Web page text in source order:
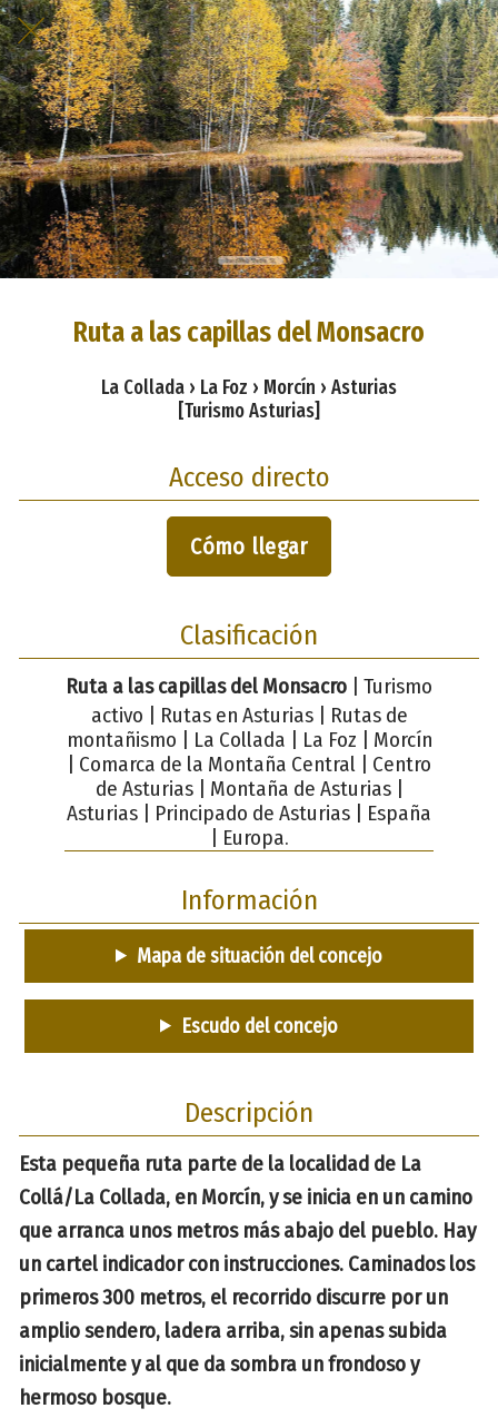
Ruta a las capillas del Monsacro
La Collada › La Foz › Morcín › Asturias
[Turismo Asturias]
Acceso directo
Cómo llegar
Clasificación
Ruta a las capillas del Monsacro | Turismo
activo | Rutas en Asturias | Rutas de
montañismo | La Collada | La Foz | Morcín
| Comarca de la Montaña Central | Centro
de Asturias | Montaña de Asturias |
Asturias | Principado de Asturias | España
| Europa.
Información
Mapa de situación del concejo
Escudo del concejo
Descripción
Esta pequeña ruta parte de la localidad de La
Collá/La Collada, en Morcín, y se inicia en un camino
que arranca unos metros más abajo del pueblo. Hay
un cartel indicador con instrucciones. Caminados los
primeros 300 metros, el recorrido discurre por un
amplio sendero, ladera arriba, sin apenas subida
inicialmente y al que da sombra un frondoso y
hermoso bosque.